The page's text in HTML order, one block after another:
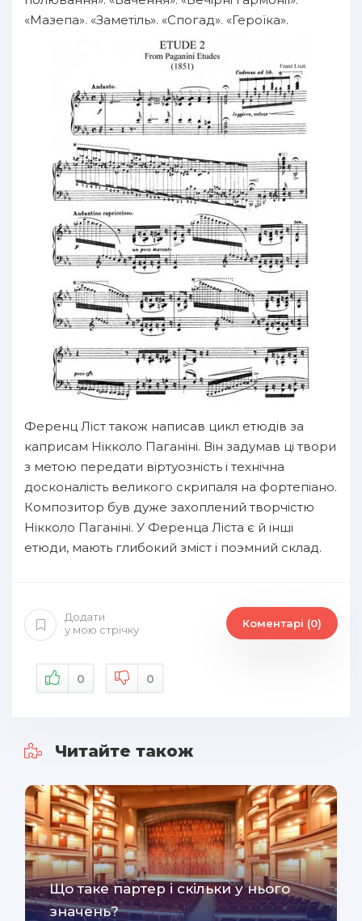
«Мазепа». «Заметіль». «Спогад». «Героїка».
Ференц Ліст також написав цикл етюдів за
каприсам Нікколо Паганіні. Він задумав ці твори
з метою передати віртуозність і технічна
досконалість великого скрипаля на фортепіано.
Композитор був дуже захоплений творчістю
Нікколо Паганіні. У Ференца Ліста є й інші
етюди, мають глибокий зміст і поэмний склад.
Додати
у мою стрічку
Коментарі (0)
0 0
Читайте також
Що таке партер і скільки у нього
значень?